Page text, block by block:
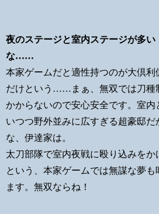
夜のステージと室内ステージが多い
な……
本家ゲームだと適性持つのが大倶利
だけという……まぁ、無双では刀種
かからないので安心安全です。室内
いつつ野外並みに広すぎる超豪邸だ
な、伊達家は。
太刀部隊で室内夜戦に殴り込みをか
という、本家ゲームでは無謀な夢も
ます。無双ならね！